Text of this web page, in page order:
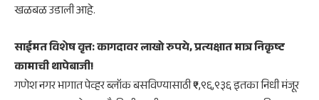
खळबळ उडाली आहे.
साईमतविशेष वृत्त:कागदावर लाखो रुपये, प्रत्यक्षात मात्र निकृष्ट
कामाची थापेबाजी!
​गणेश नगर भागात पेव्हर ब्लॉक बसविण्यासाठी ₹९,९६,९३६ इतका निधी मंजूर